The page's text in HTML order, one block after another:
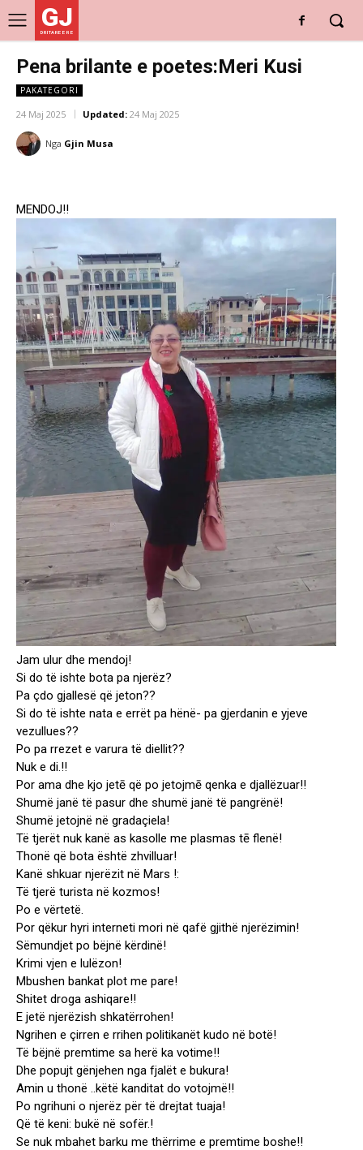
GJ
DRITARE E RE
Pena brilante e poetes:Meri Kusi
PAKATEGORI
24 Maj 2025 Updated: 24 Maj 2025
Nga Gjin Musa
MENDOJ!!
Jam ulur dhe mendoj!
Si do të ishte bota pa njerëz?
Pa çdo gjallesë që jeton??
Si do të ishte nata e errët pa hënë- pa gjerdanin e yjeve
vezullues??
Po pa rrezet e varura të diellit??
Nuk e di.!!
Por ama dhe kjo jetē që po jetojmē qenka e djallëzuar!!
Shumë janë të pasur dhe shumë janë të pangrënë!
Shumë jetojnë në gradaçiela!
Të tjerët nuk kanë as kasolle me plasmas tē flenë!
Thonë që bota është zhvilluar!
Kanë shkuar njerëzit në Mars !:
Të tjerë turista në kozmos!
Po e vërtetë.
Por qëkur hyri interneti mori në qafë gjithë njerëzimin!
Sëmundjet po bëjnë kërdinë!
Krimi vjen e lulëzon!
Mbushen bankat plot me pare!
Shitet droga ashiqare!!
E jetë njerëzish shkatërrohen!
Ngrihen e çirren e rrihen politikanët kudo në botë!
Të bëjnë premtime sa herë ka votime!!
Dhe popujt gënjehen nga fjalët e bukura!
Amin u thonë ..këtë kanditat do votojmë!!
Po ngrihuni o njerëz për të drejtat tuaja!
Që të keni: bukë në sofër.!
Se nuk mbahet barku me thërrime e premtime boshe!!